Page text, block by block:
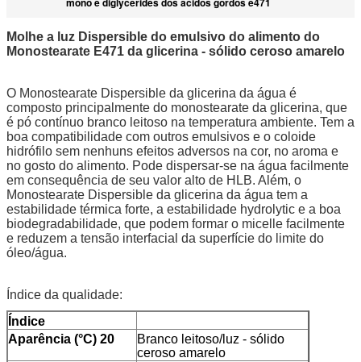
Molhe a luz Dispersible do emulsivo do alimento do
Monostearate E471 da glicerina - sólido ceroso amarelo
O Monostearate Dispersible da glicerina da água é
composto principalmente do monostearate da glicerina, que
é pó contínuo branco leitoso na temperatura ambiente. Tem a
boa compatibilidade com outros emulsivos e o coloide
hidrófilo sem nenhuns efeitos adversos na cor, no aroma e
no gosto do alimento. Pode dispersar-se na água facilmente
em consequência de seu valor alto de HLB. Além, o
Monostearate Dispersible da glicerina da água tem a
estabilidade térmica forte, a estabilidade hydrolytic e a boa
biodegradabilidade, que podem formar o micelle facilmente
e reduzem a tensão interfacial da superfície do limite do
óleo/água.
Índice da qualidade:
Índice
Aparência (°C) 20
Branco leitoso/luz - sólido
ceroso amarelo